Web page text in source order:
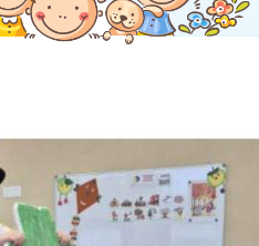
Naša škola
Prijímanie detí
Dokumenty
Krúžková činnosť